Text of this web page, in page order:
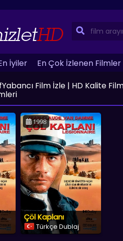
İyiler En Çok İzlenen Filmler
Film İzle | HD Kalite
1998
Çöl Kaplanı
Türkçe Dublaj